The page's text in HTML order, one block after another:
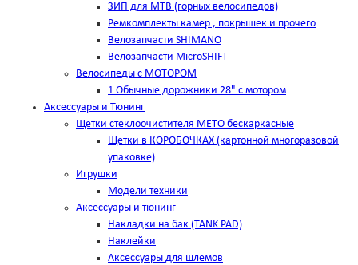
ЗИП для MTB (горных велосипедов)
Ремкомплекты камер , покрышек и прочего
Велозапчасти SHIMANO
Велозапчасти MicroSHIFT
Велосипеды с МОТОРОМ
1 Обычные дорожники 28" с мотором
Аксессуары и Тюнинг
Щетки стеклоочистителя METO бескаркасные
Щетки в КОРОБОЧКАХ (картонной многоразовой
упаковке)
Игрушки
Модели техники
Аксессуары и тюнинг
Накладки на бак (TANK PAD)
Наклейки
Аксессуары для шлемов